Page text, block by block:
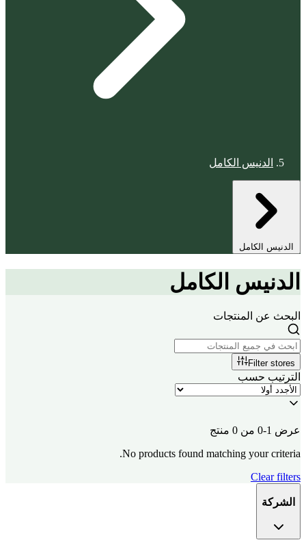
الدنيس الكامل
الدنيس الكامل
الدنيس الكامل
البحث عن المنتجات
Filter stores
الترتيب حسب
عرض 1-0 من 0 منتج
No products found matching your criteria.
Clear filters
الشركة